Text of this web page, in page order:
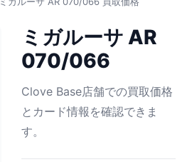
ミガルーサ AR
070/066
Clove Base店舗での買取価格
とカード情報を確認できま
す。